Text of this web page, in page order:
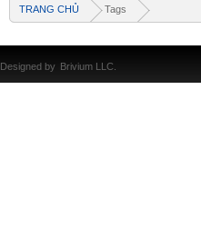
TRANG CHỦ Tags
Designed by Brivium LLC.